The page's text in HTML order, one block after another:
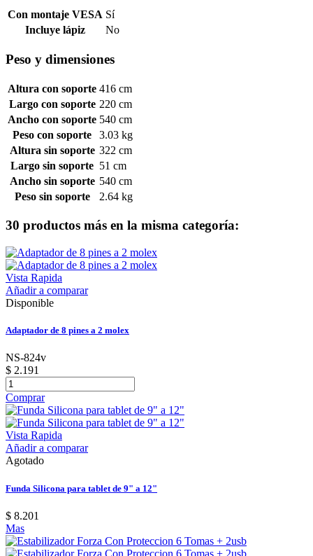
Con montaje VESA Sí
Incluye lápiz
No
Peso y dimensiones
Altura con soporte 416 cm
Largo con soporte 220 cm
Ancho con soporte 540 cm
Peso con soporte
3.03 kg
Altura sin soporte 322 cm
Largo sin soporte 51 cm
Ancho sin soporte 540 cm
Peso sin soporte
2.64 kg
30 productos más en la misma categoría:
Vista Rapida
Añadir a comparar
Disponible
Adaptador de 8 pines a 2 molex
NS-824v
$ 2.191
Comprar
Vista Rapida
Añadir a comparar
Agotado
Funda Silicona para tablet de 9" a 12"
$ 8.201
Mas